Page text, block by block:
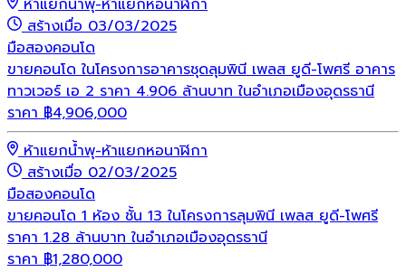
ห้าแยกน้ำพุ-ห้าแยกหอนาฬิกา
สร้างเมื่อ 03/03/2025
มือสองคอนโด
ขายคอนโด ในโครงการอาคารชุดลุมพินี เพลส ยูดี-โพศรี อาคาร
ทาวเวอร์ เอ 2 ราคา 4.906 ล้านบาท ในอำเภอเมืองอุดรธานี
ราคา ฿4,906,000
ห้าแยกน้ำพุ-ห้าแยกหอนาฬิกา
สร้างเมื่อ 02/03/2025
มือสองคอนโด
ขายคอนโด 1 ห้อง ชั้น 13 ในโครงการลุมพินี เพลส ยูดี-โพศรี
ราคา 1.28 ล้านบาท ในอำเภอเมืองอุดรธานี
ราคา ฿1,280,000